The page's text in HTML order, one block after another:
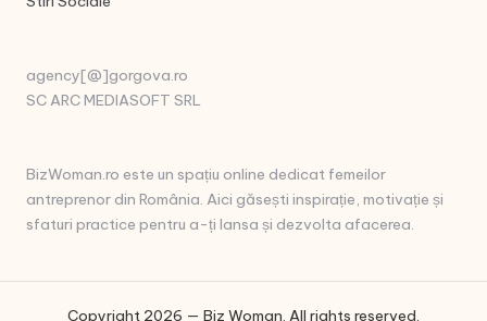
agency[@]gorgova.ro
SC ARC MEDIASOFT SRL
BizWoman.ro este un spațiu online dedicat femeilor
antreprenor din România. Aici găsești inspirație, motivație și
sfaturi practice pentru a-ți lansa și dezvolta afacerea.
Copyright 2026 — Biz Woman. All rights reserved.